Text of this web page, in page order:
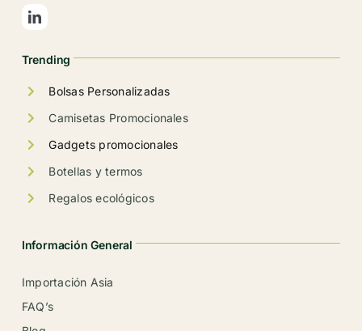
Trending
Bolsas Personalizadas
Camisetas Promocionales
Gadgets promocionales
Botellas y termos
Regalos ecológicos
Información General
Importación Asia
FAQ’s